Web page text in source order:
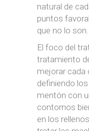
natural de
puntos
que no lo son.
El foco del
tratamiento
mejorar cada
definiendo
mentón con
contornos
en los